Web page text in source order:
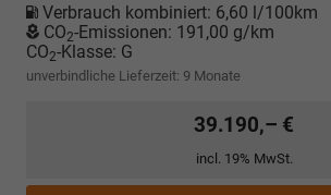
Verbrauch kombiniert: 6,60 l/100km
CO2-Emissionen: 191,00 g/km
CO2-Klasse: G
unverbindliche Lieferzeit: 9 Monate
39.190,– €
incl. 19% MwSt.